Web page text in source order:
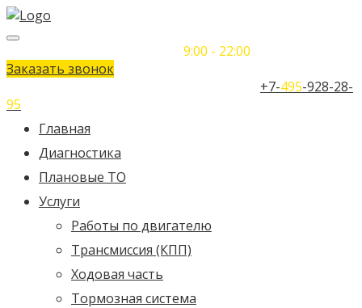
9:00 - 22:00
Заказать звонок
+7-495-928-28-
95
Главная
Диагностика
Плановые ТО
Услуги
Работы по двигателю
Трансмиссия (КПП)
Ходовая часть
Тормозная система